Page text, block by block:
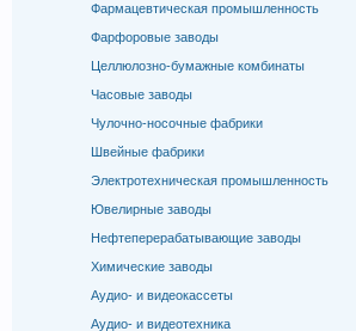
Фармацевтическая промышленность
Фарфоровые заводы
Целлюлозно-бумажные комбинаты
Часовые заводы
Чулочно-носочные фабрики
Швейные фабрики
Электротехническая промышленность
Ювелирные заводы
Нефтеперерабатывающие заводы
Химические заводы
Аудио- и видеокассеты
Аудио- и видеотехника